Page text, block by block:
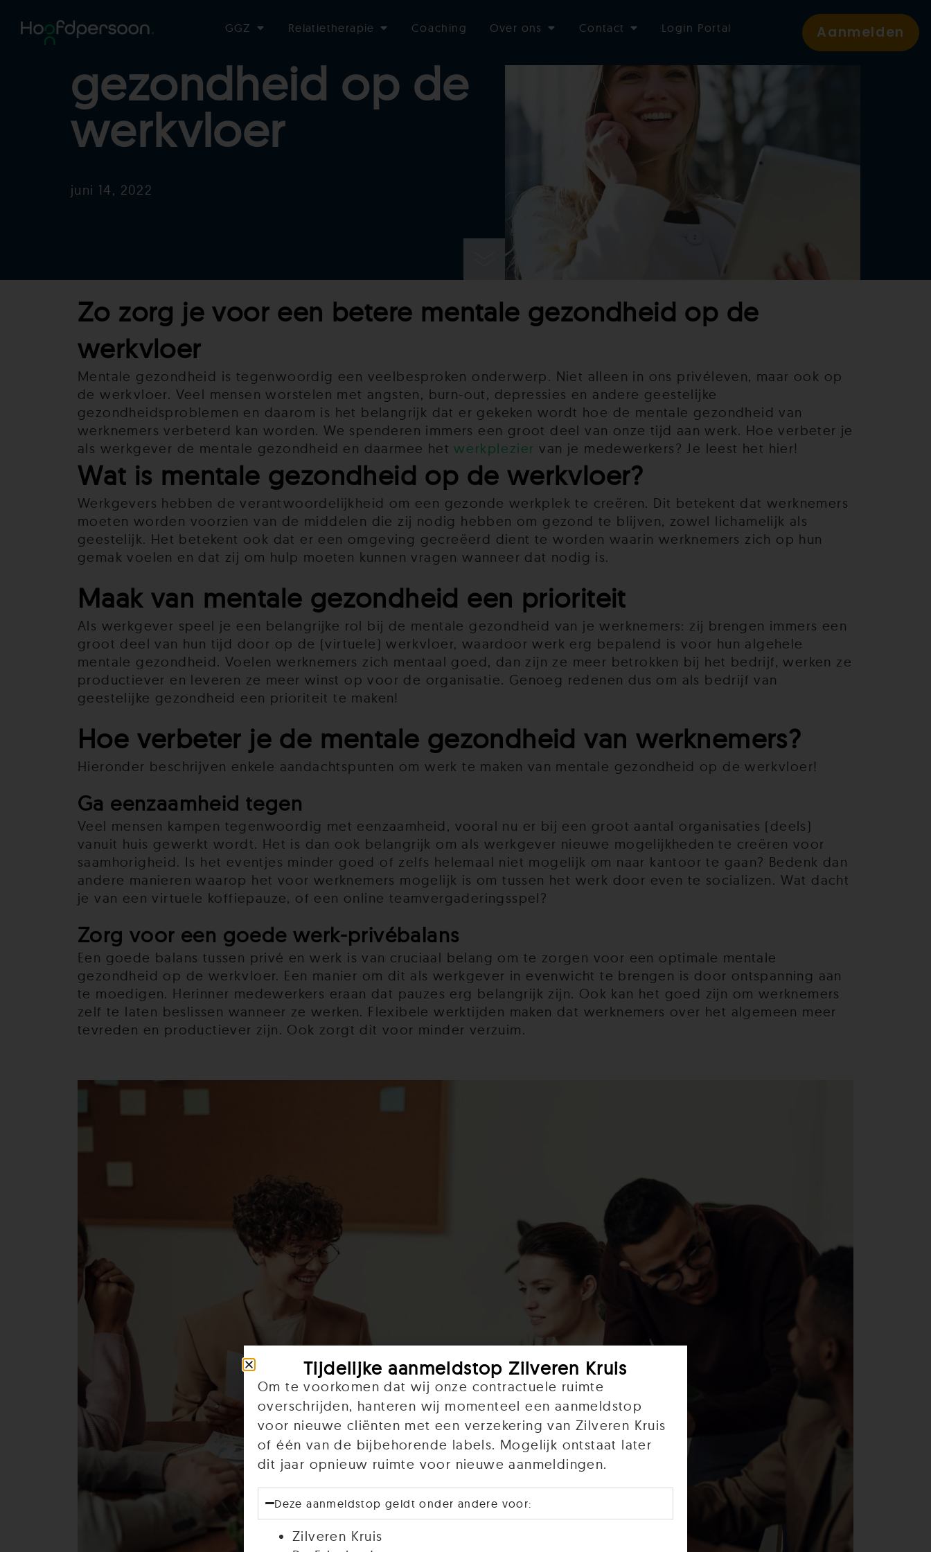
GGZ Relatietherapie Coaching Over ons Contact Login Portal Aanmelden
Mentale
gezondheid op de
werkvloer
juni 14, 2022
Zo zorg je voor een betere mentale gezondheid op de
werkvloer
Mentale gezondheid is tegenwoordig een veelbesproken onderwerp. Niet alleen in ons privéleven, maar ook op
de werkvloer. Veel mensen worstelen met angsten, burn-out, depressies en andere geestelijke
gezondheidsproblemen en daarom is het belangrijk dat er gekeken wordt hoe de mentale gezondheid van
werknemers verbeterd kan worden. We spenderen immers een groot deel van onze tijd aan werk. Hoe verbeter je
als werkgever de mentale gezondheid en daarmee hetwerkplezier van je medewerkers? Je leest het hier!
Wat is mentale gezondheid op de werkvloer?
Werkgevers hebben de verantwoordelijkheid om een gezonde werkplek te creëren. Dit betekent dat werknemers
moeten worden voorzien van de middelen die zij nodig hebben om gezond te blijven, zowel lichamelijk als
geestelijk. Het betekent ook dat er een omgeving gecreëerd dient te worden waarin werknemers zich op hun
gemak voelen en dat zij om hulp moeten kunnen vragen wanneer dat nodig is.
Maak van mentale gezondheid een prioriteit
Als werkgever speel je een belangrijke rol bij de mentale gezondheid van je werknemers: zij brengen immers een
groot deel van hun tijd door op de (virtuele) werkvloer, waardoor werk erg bepalend is voor hun algehele
mentale gezondheid. Voelen werknemers zich mentaal goed, dan zijn ze meer betrokken bij het bedrijf, werken ze
productiever en leveren ze meer winst op voor de organisatie. Genoeg redenen dus om als bedrijf van
geestelijke gezondheid een prioriteit te maken!
Hoe verbeter je de mentale gezondheid van werknemers?
Hieronder beschrijven enkele aandachtspunten om werk te maken van mentale gezondheid op de werkvloer!
Ga eenzaamheid tegen
Veel mensen kampen tegenwoordig met eenzaamheid, vooral nu er bij een groot aantal organisaties (deels)
vanuit huis gewerkt wordt. Het is dan ook belangrijk om als werkgever nieuwe mogelijkheden te creëren voor
saamhorigheid. Is het eventjes minder goed of zelfs helemaal niet mogelijk om naar kantoor te gaan? Bedenk dan
andere manieren waarop het voor werknemers mogelijk is om tussen het werk door even te socializen. Wat dacht
je van een virtuele koffiepauze, of een online teamvergaderingsspel?
Zorg voor een goede werk-privébalans
Een goede balans tussen privé en werk is van cruciaal belang om te zorgen voor een optimale mentale
gezondheid op de werkvloer. Een manier om dit als werkgever in evenwicht te brengen is door ontspanning aan
te moedigen. Herinner medewerkers eraan dat pauzes erg belangrijk zijn. Ook kan het goed zijn om werknemers
zelf te laten beslissen wanneer ze werken. Flexibele werktijden maken dat werknemers over het algemeen meer
tevreden en productiever zijn. Ook zorgt dit voor minder verzuim.
Tijdelijke aanmeldstop Zilveren Kruis
Om te voorkomen dat wij onze contractuele ruimte
overschrijden, hanteren wij momenteel een aanmeldstop
voor nieuwe cliënten met een verzekering van Zilveren Kruis
of één van de bijbehorende labels. Mogelijk ontstaat later
dit jaar opnieuw ruimte voor nieuwe aanmeldingen.
Deze aanmeldstop geldt onder andere voor:
Zilveren Kruis